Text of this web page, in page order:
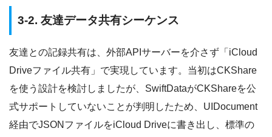
3-2. 友達データ共有シーケンス
友達との記録共有は、外部APIサーバーを介さず「iCloud
Driveファイル共有」で実現しています。当初はCKShare
を使う設計を検討しましたが、SwiftDataがCKShareを公
式サポートしていないことが判明したため、UIDocument
経由でJSONファイルをiCloud Driveに書き出し、標準の